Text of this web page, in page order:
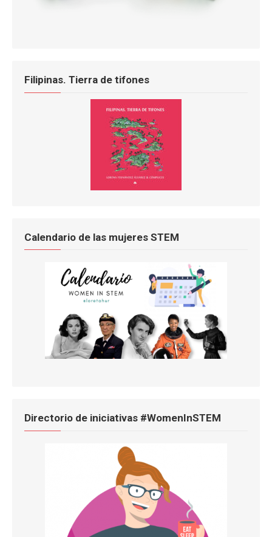
Filipinas. Tierra de tifones
Calendario de las mujeres STEM
Directorio de iniciativas #WomenInSTEM